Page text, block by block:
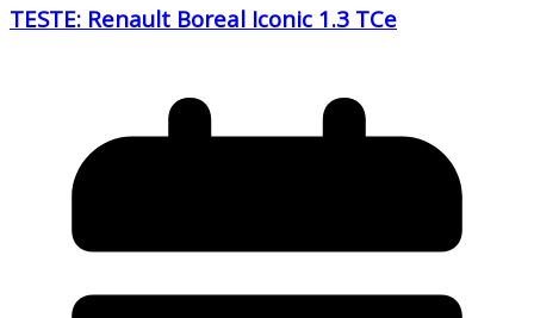
TESTE: Renault Boreal Iconic 1.3 TCe